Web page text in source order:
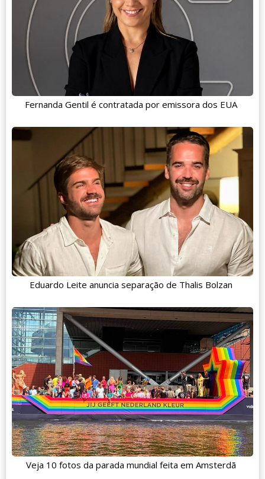
Fernanda Gentil é contratada por emissora dos EUA
Eduardo Leite anuncia separação de Thalis Bolzan
Veja 10 fotos da parada mundial feita em Amsterdã